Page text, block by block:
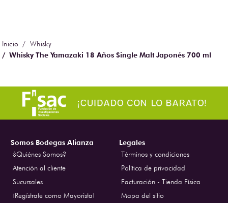
Whisky
Whisky The Yamazaki 18 Años Single Malt Japonés 700 ml
Somos Bodegas Alianza
¿Quiénes Somos?
Atención al cliente
Sucursales
¡Regístrate como Mayorista!
Legales
Términos y condiciones
Política de privacidad
Facturación - Tienda Física
Mapa del sitio